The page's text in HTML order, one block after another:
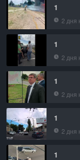
1
2 дня
1
2 дня
1
2 дня
1
2 дня
1